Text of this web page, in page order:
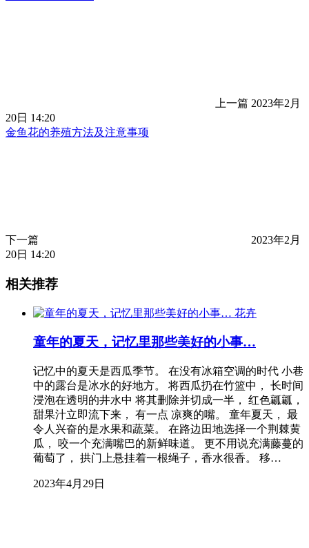
上一篇 2023年2月
20日 14:20
金鱼花的养殖方法及注意事项
下一篇
2023年2月
20日 14:20
相关推荐
花卉
童年的夏天，记忆里那些美好的小事…
记忆中的夏天是西瓜季节。 在没有冰箱空调的时代 小巷
中的露台是冰水的好地方。 将西瓜扔在竹篮中， 长时间
浸泡在透明的井水中 将其删除并切成一半， 红色瓤瓤，
甜果汁立即流下来， 有一点 凉爽的嘴。 童年夏天， 最
令人兴奋的是水果和蔬菜。 在路边田地选择一个荆棘黄
瓜， 咬一个充满嘴巴的新鲜味道。 更不用说充满藤蔓的
葡萄了， 拱门上悬挂着一根绳子，香水很香。 移…
2023年4月29日